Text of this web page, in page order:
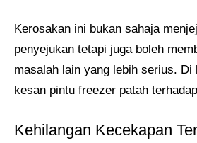
Kerosakan ini bukan sahaja
penyejukan tetapi juga boleh
masalah lain yang lebih serius. Di
kesan pintu freezer patah
Kehilangan Kecekapan